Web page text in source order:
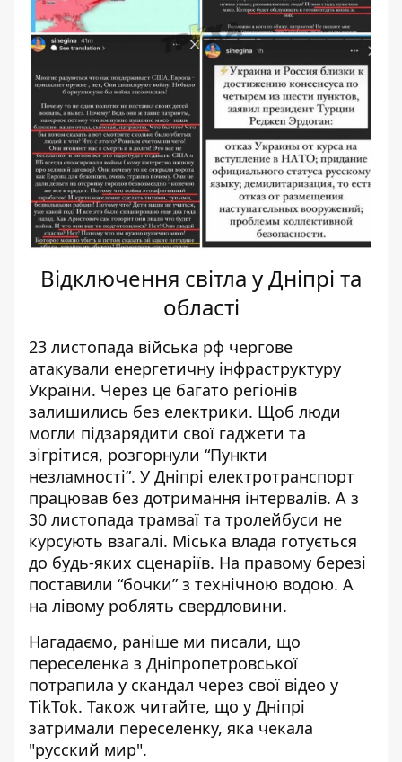
Відключення світла у Дніпрі та
області
23 листопада війська рф чергове
атакували енергетичну інфраструктуру
України. Через це багато регіонів
залишились без електрики. Щоб люди
могли підзарядити свої гаджети та
зігрітися, розгорнули “Пункти
незламності”. У Дніпрі електротранспорт
працював без дотримання інтервалів. А з
30 листопада трамваї та тролейбуси не
курсують взагалі. Міська влада готується
до будь-яких сценаріїв. На правому березі
поставили “бочки” з технічною водою. А
на лівому роблять свердловини.
Нагадаємо, раніше ми писали, що
переселенка з Дніпропетровської
потрапила у скандал через свої відео у
TikTok. Також читайте, що у Дніпрі
затримали переселенку, яка чекала
"русский мир".